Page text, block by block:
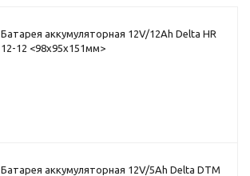
Батарея аккумуляторная 12V/12Ah Delta HR
12-12 <98x95x151мм>
Батарея аккумуляторная 12V/5Ah Delta DTM